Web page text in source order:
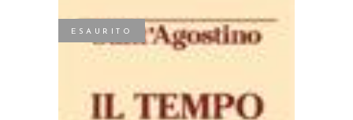
ESAURITO